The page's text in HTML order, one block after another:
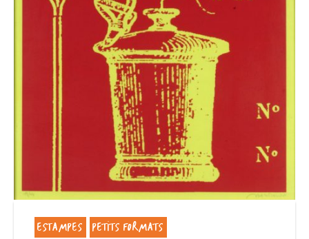
ESTAMPES PETITS FORMATS